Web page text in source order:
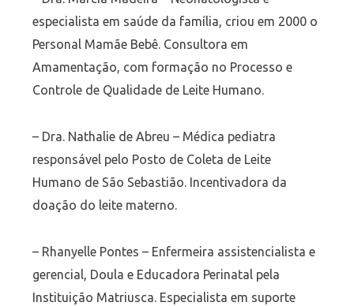
especialista em saúde da família, criou em 2000 o
Personal Mamãe Bebê. Consultora em
Amamentação, com formação no Processo e
Controle de Qualidade de Leite Humano.
– Dra. Nathalie de Abreu – Médica pediatra
responsável pelo Posto de Coleta de Leite
Humano de São Sebastião. Incentivadora da
doação do leite materno.
– Rhanyelle Pontes – Enfermeira assistencialista e
gerencial, Doula e Educadora Perinatal pela
Instituição Matriusca. Especialista em suporte